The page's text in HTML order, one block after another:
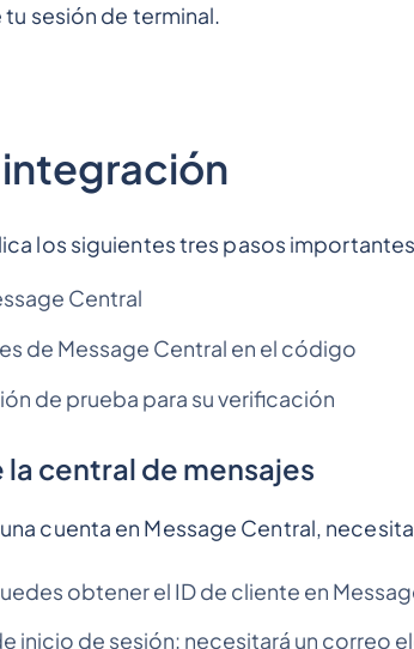
sesión de terminal.
los siguientes tres pasos
Central
de Message Central en el código
de prueba para su verificación
la central de mensajes
cuenta en Message Central,
obtener el ID de cliente en
inicio de sesión: necesitará un correo